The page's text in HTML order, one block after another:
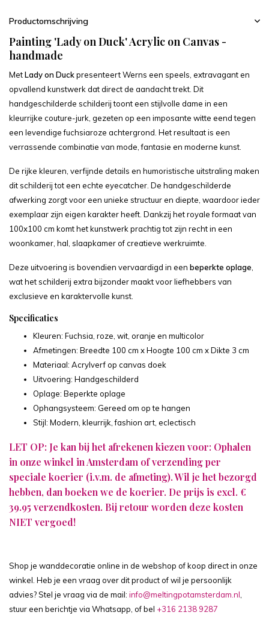
Productomschrijving
Painting 'Lady on Duck' Acrylic on Canvas -
handmade
MetLady on Duckpresenteert Werns een speels, extravagant en
opvallend kunstwerk dat direct de aandacht trekt. Dit
handgeschilderde schilderij toont een stijlvolle dame in een
kleurrijke couture-jurk, gezeten op een imposante witte eend tegen
een levendige fuchsiaroze achtergrond. Het resultaat is een
verrassende combinatie van mode, fantasie en moderne kunst.
De rijke kleuren, verfijnde details en humoristische uitstraling maken
dit schilderij tot een echte eyecatcher. De handgeschilderde
afwerking zorgt voor een unieke structuur en diepte, waardoor ieder
exemplaar zijn eigen karakter heeft. Dankzij het royale formaat van
100x100 cm komt het kunstwerk prachtig tot zijn recht in een
woonkamer, hal, slaapkamer of creatieve werkruimte.
Deze uitvoering is bovendien vervaardigd in een beperkte oplage,
wat het schilderij extra bijzonder maakt voor liefhebbers van
exclusieve en karaktervolle kunst.
Specificaties
Kleuren: Fuchsia, roze, wit, oranje en multicolor
Afmetingen: Breedte 100 cm x Hoogte 100 cm x Dikte 3 cm
Materiaal: Acrylverf op canvas doek
Uitvoering: Handgeschilderd
Oplage: Beperkte oplage
Ophangsysteem: Gereed om op te hangen
Stijl: Modern, kleurrijk, fashion art, eclectisch
LET OP: Je kan bij het afrekenen kiezen voor: Ophalen
in onze winkel in Amsterdam of verzending per
speciale koerier (i.v.m. de afmeting). Wil je het bezorgd
hebben, dan boeken we de koerier. De prijs is excl. €
39.95 verzendkosten. Bij retour worden deze kosten
NIET vergoed!
Shop je wanddecoratie online in de webshop of koop direct in onze
winkel. Heb je een vraag over dit product of wil je persoonlijk
advies? Stel je vraag via de mail: info@meltingpotamsterdam.nl,
stuur een berichtje via Whatsapp, of bel +316 2138 9287